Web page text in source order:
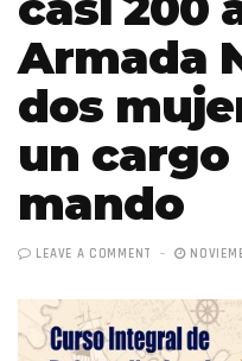
Armada
dos
un
mando
LEAVE A COMMENT